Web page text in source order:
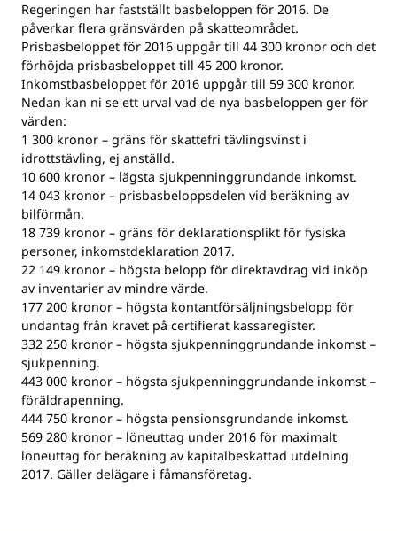
Regeringen har fastställt basbeloppen för 2016. De
påverkar flera gränsvärden på skatteområdet.
Prisbasbeloppet för 2016 uppgår till 44 300 kronor och det
förhöjda prisbasbeloppet till 45 200 kronor.
Inkomstbasbeloppet för 2016 uppgår till 59 300 kronor.
Nedan kan ni se ett urval vad de nya basbeloppen ger för
värden:
1 300 kronor – gräns för skattefri tävlingsvinst i
idrottstävling, ej anställd.
10 600 kronor – lägsta sjukpenninggrundande inkomst.
14 043 kronor – prisbasbeloppsdelen vid beräkning av
bilförmån.
18 739 kronor – gräns för deklarationsplikt för fysiska
personer, inkomstdeklaration 2017.
22 149 kronor – högsta belopp för direktavdrag vid inköp
av inventarier av mindre värde.
177 200 kronor – högsta kontantförsäljningsbelopp för
undantag från kravet på certifierat kassaregister.
332 250 kronor – högsta sjukpenninggrundande inkomst –
sjukpenning.
443 000 kronor – högsta sjukpenninggrundande inkomst –
föräldrapenning.
444 750 kronor – högsta pensionsgrundande inkomst.
569 280 kronor – löneuttag under 2016 för maximalt
löneuttag för beräkning av kapitalbeskattad utdelning
2017. Gäller delägare i fåmansföretag.